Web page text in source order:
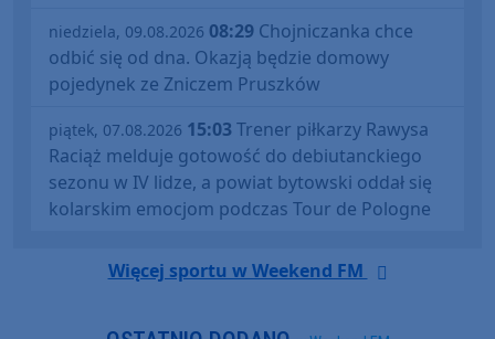
niedziela, 09.08.2026 08:29 Chojniczanka chce
odbić się od dna. Okazją będzie domowy
pojedynek ze Zniczem Pruszków
piątek, 07.08.2026 15:03Trener piłkarzy Rawysa
Raciąż melduje gotowość do debiutanckiego
sezonu w IV lidze, a powiat bytowski oddał się
kolarskim emocjom podczas Tour de Pologne
Więcej sportu w Weekend FM